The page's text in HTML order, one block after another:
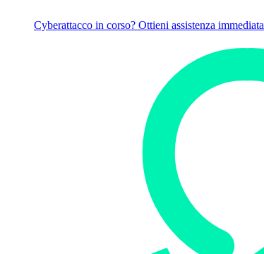
Cyberattacco in corso? Ottieni assistenza immediata